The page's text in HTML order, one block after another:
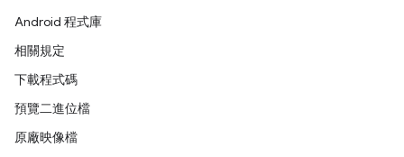
Android 程式庫
相關規定
下載程式碼
預覽二進位檔
原廠映像檔